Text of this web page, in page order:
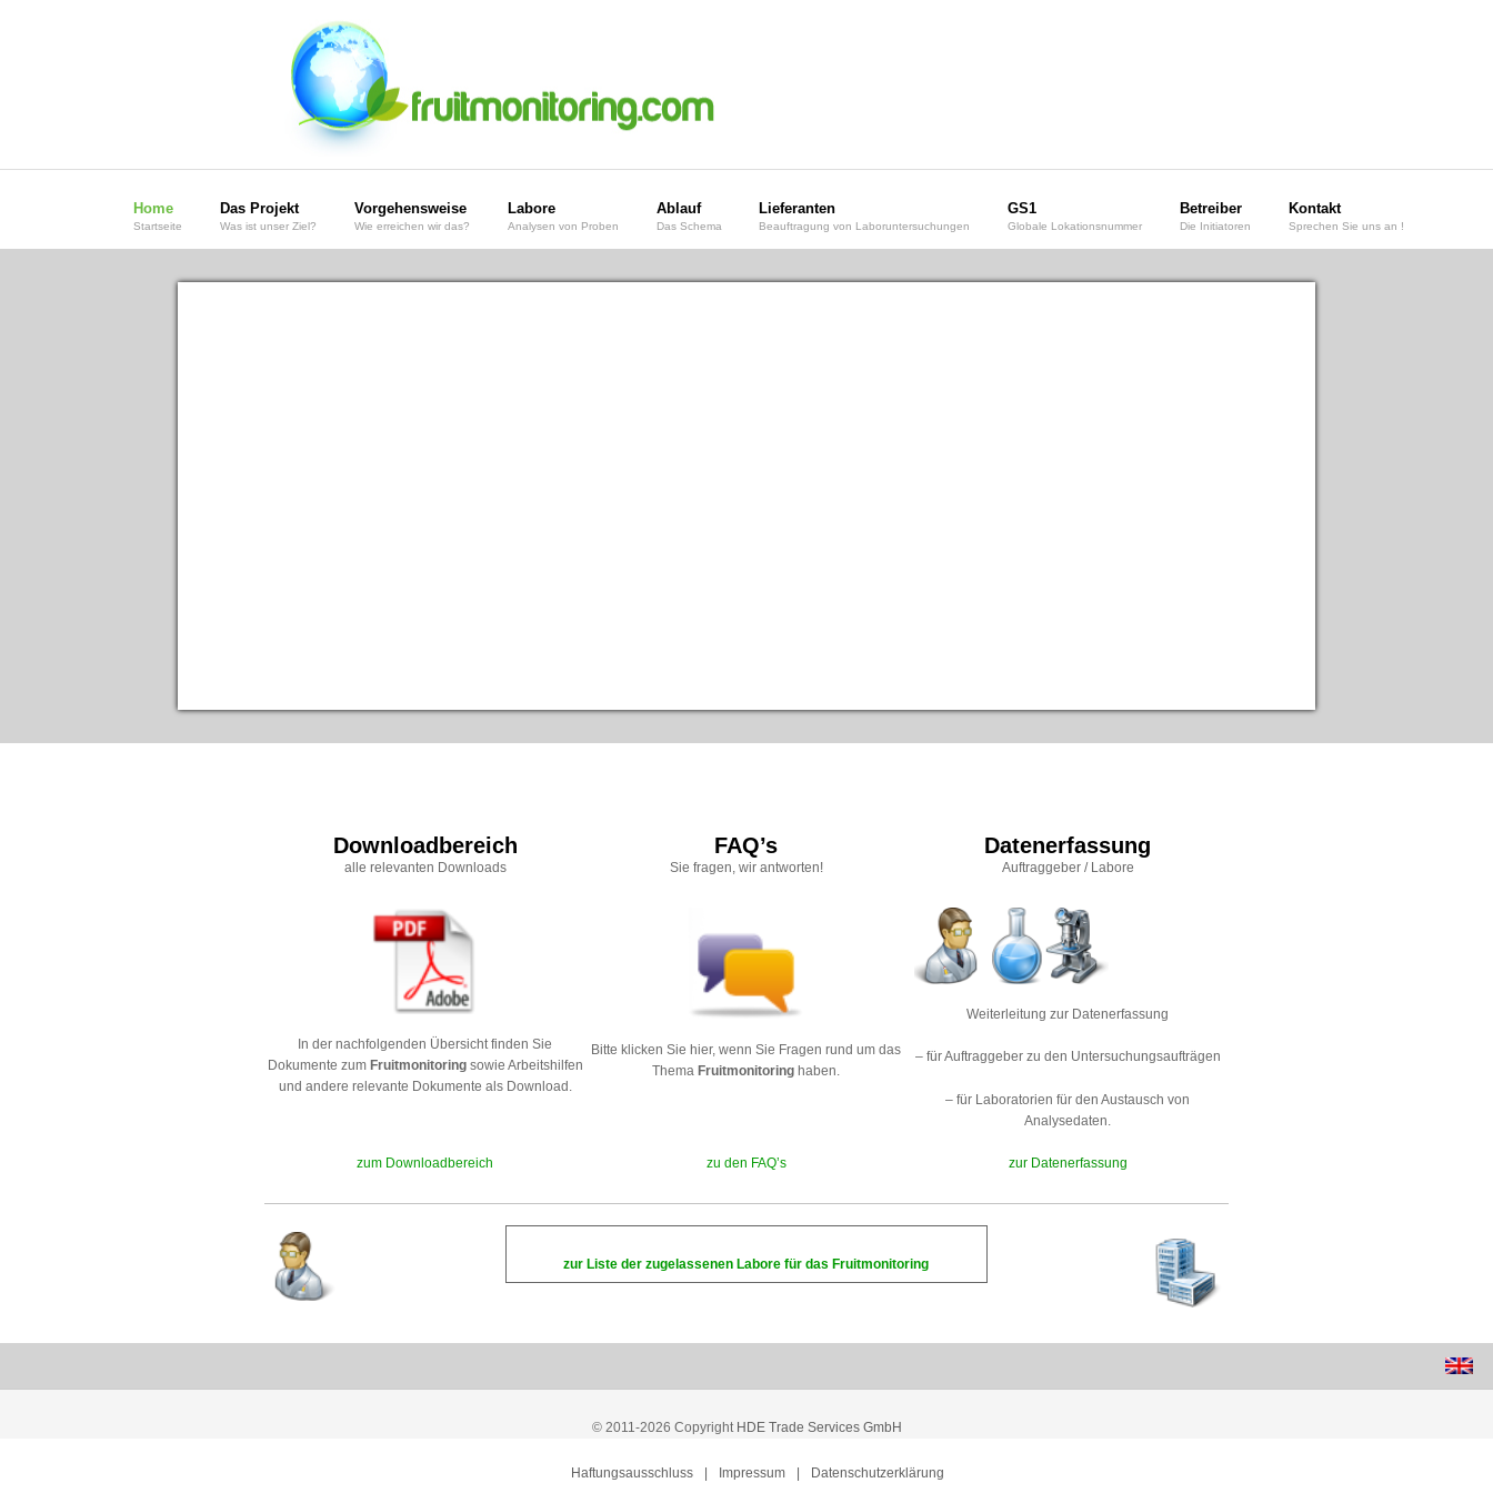
Home
Startseite
Das Projekt
Was ist unser Ziel?
Vorgehensweise
Wie erreichen wir das?
Labore
Analysen von Proben
Ablauf
Das Schema
Lieferanten
Beauftragung von Laboruntersuchungen
GS1
Globale Lokationsnummer
Betreiber
Die Initiatoren
Kontakt
Sprechen Sie uns an !
Downloadbereich
alle relevanten Downloads
FAQ’s
Sie fragen, wir antworten!
Datenerfassung
Auftraggeber / Labore
In der nachfolgenden Übersicht finden Sie
Dokumente zum Fruitmonitoringsowie Arbeitshilfen
und andere relevante Dokumente als Download.
Bitte klicken Sie hier, wenn Sie Fragen rund um das
ThemaFruitmonitoring haben.
Weiterleitung zur Datenerfassung
– für Auftraggeber zu den Untersuchungsaufträgen
– für Laboratorien für den Austausch von
Analysedaten.
zum Downloadbereich zu den FAQ’s zur Datenerfassung
zur Liste der zugelassenen Labore für das Fruitmonitoring
© 2011-2026 Copyright HDE Trade Services GmbH
Haftungsausschluss Impressum Datenschutzerklärung